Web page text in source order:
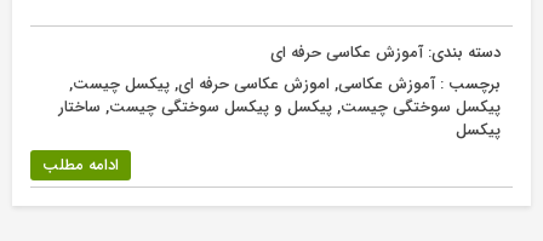
دسته بندی:آموزش عکاسی حرفه ای
برچسب :آموزش عکاسی, اموزش عکاسی حرفه ای,پیکسل چیست,
پیکسل سوختگی چیست,پیکسل و پیکسل سوختگی چیست, ساختار
پیکسل
ادامه مطلب